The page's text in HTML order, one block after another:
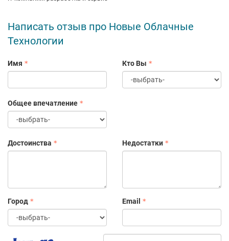
Написать отзыв про Новые Облачные
Технологии
Имя Кто Вы
Общее впечатление
Достоинства Недостатки
Город Email